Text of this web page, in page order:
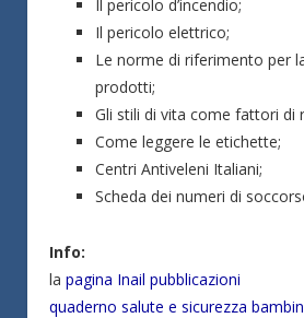
Il pericolo d’incendio;
Il pericolo elettrico;
Le norme di riferimento per
prodotti;
Gli stili di vita come fattori di
Come leggere le etichette;
Centri Antiveleni Italiani;
Scheda dei numeri di
Info:
la pagina Inail pubblicazioni
quaderno salute e sicurezza